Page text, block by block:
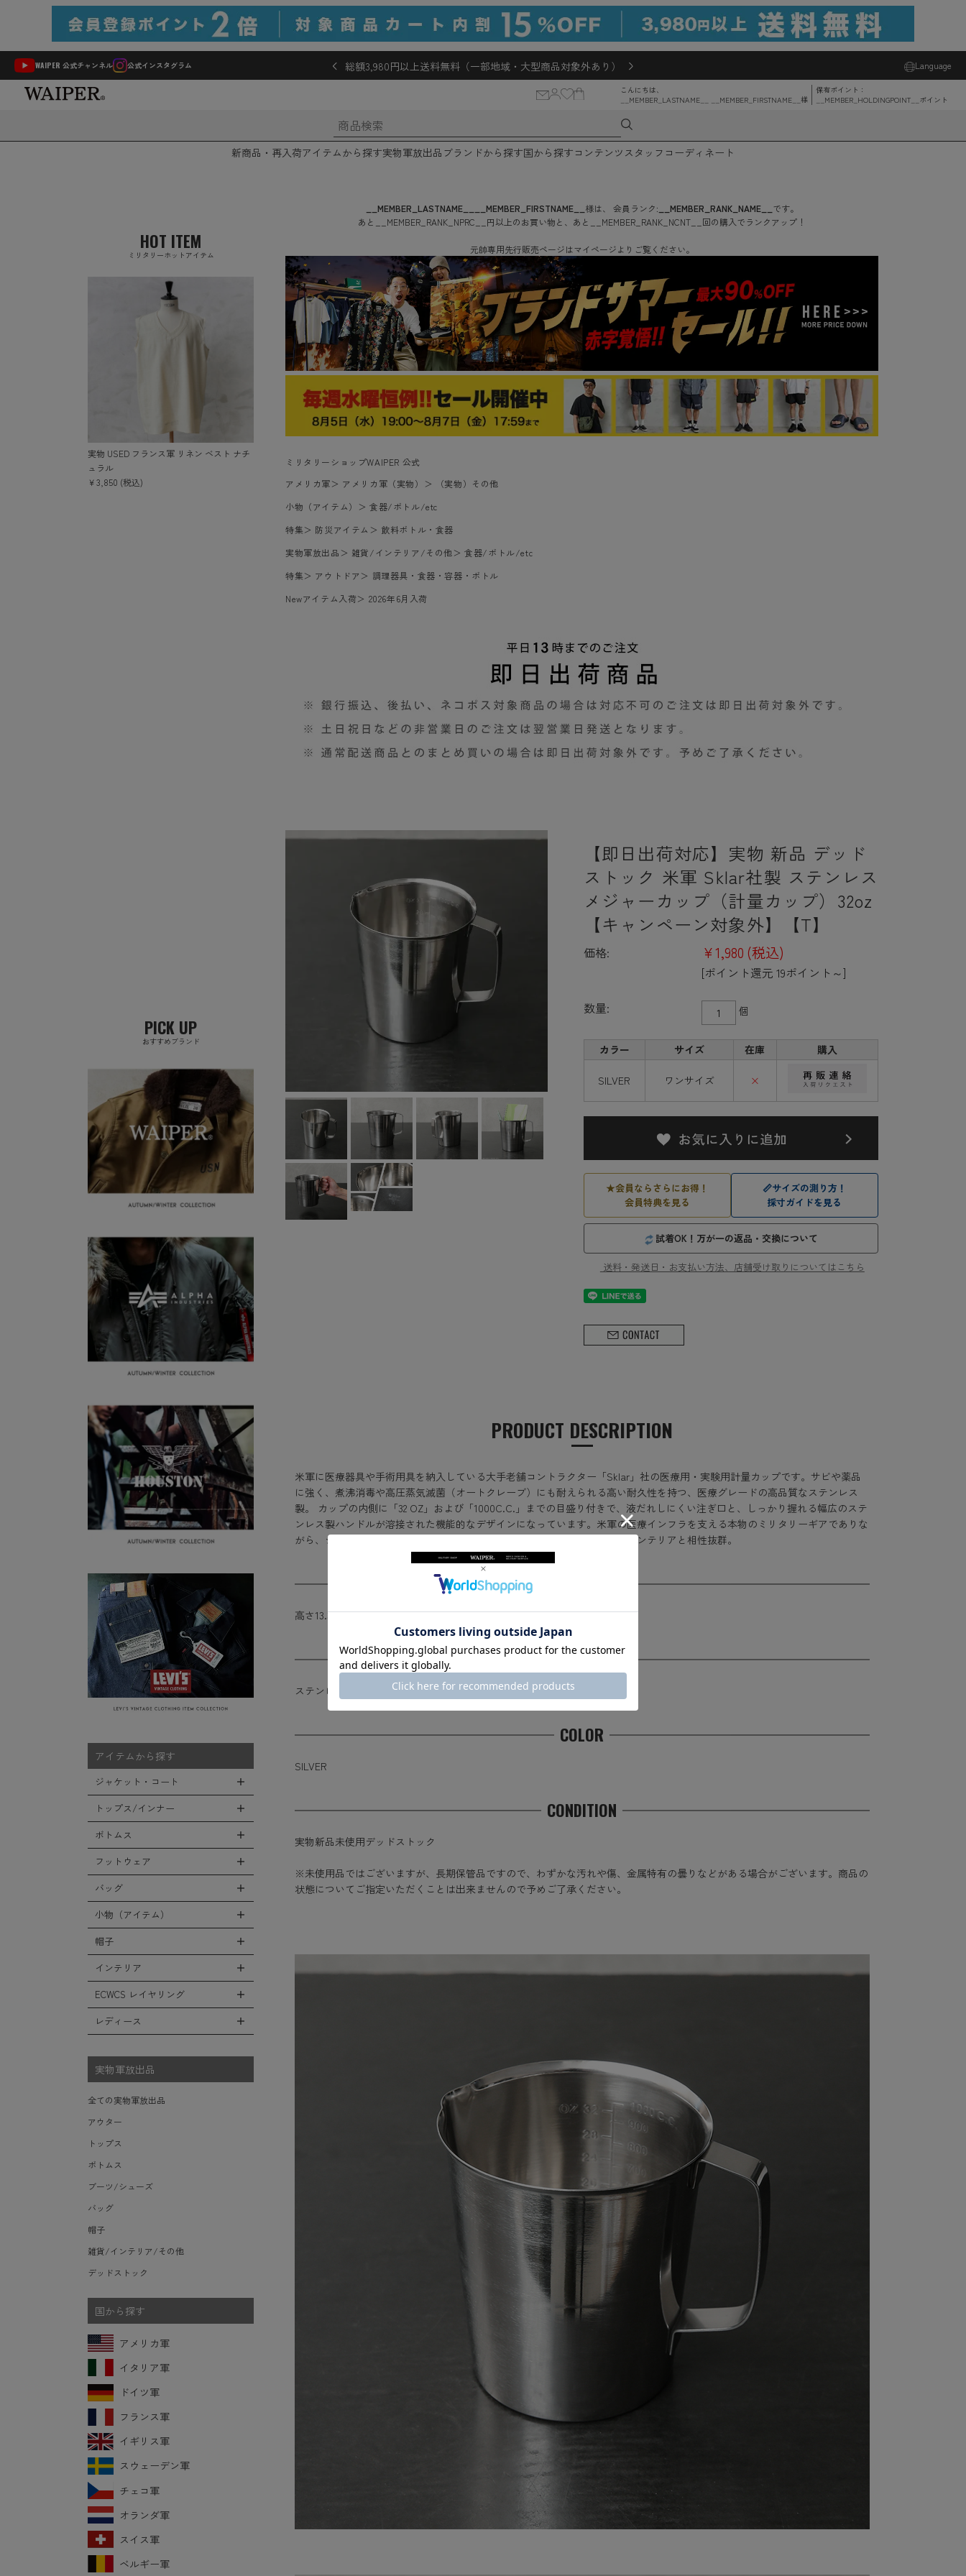
WAIPER 公式チャンネル 公式インスタグラム 総額3,980円以上送料無料（一部地域・大型商品対象外あり） Language
こんにちは、
__MEMBER_LASTNAME__ __MEMBER_FIRSTNAME__ 様
保有ポイント：
__MEMBER_HOLDINGPOINT__
ポイント
新商品・再入荷アイテムから探す実物軍放出品 ブランドから探す国から探す コンテンツ スタッフコーディネート
__MEMBER_LASTNAME__ __MEMBER_FIRSTNAME__ 様は、 会員ランク: __MEMBER_RANK_NAME__ です。
あと
__MEMBER_RANK_NPRC__ 円以上のお買い物と、あと __MEMBER_RANK_NCNT__ 回の購入でランクアップ！
元帥専用先行販売ページはマイページよりご覧ください。
ミリタリーショップWAIPER 公式
アメリカ軍＞ アメリカ軍（実物） ＞
（実物）その他
小物（アイテム）
＞食器/ボトル/etc
特集＞ 防災アイテム ＞ 飲料ボトル・食器
実物軍放出品 ＞ 雑貨/インテリア/その他＞食器/ボトル/etc
特集＞ アウトドア ＞ 調理器具・食器・容器・ボトル
Newアイテム入荷＞ 2026年6月入荷
【即日出荷対応】実物 新品 デッド
ストック 米軍 Sklar社製 ステンレス
メジャーカップ（計量カップ）32oz
【キャンペーン対象外】【T】
価格: ¥1,980 (税込)
[ポイント還元 19ポイント～]
数量: 個
カラー サイズ 在庫 購入
SILVER ワンサイズ ×
★会員ならさらにお得！
会員特典を見る
📏サイズの測り方！
採寸ガイドを見る
試着OK！万が一の返品・交換について
送料・発送日・お支払い方法、店舗受け取りについてはこちら
PRODUCT DESCRIPTION
米軍に医療器具や手術用具を納入している大手老舗コントラクター「Sklar」社の医療用・実験用計量カップです。サビや薬品
に強く、煮沸消毒や高圧蒸気滅菌（オートクレーブ）にも耐えられる高い耐久性を持つ、医療グレードの高品質なステンレス
製。 カップの内側に「32 OZ」および「1000C.C.」までの目盛り付きで、液だれしにくい注ぎ口と、しっかり握れる幅広のステ
ンレス製ハンドルが溶接された機能的なデザインになっています。米軍の医療インフラを支える本物のミリタリーギアでありな
がら、シンプルかつソリッドな見た目は、インダストリアルはじめ様々なインテリアと相性抜群。
高さ13.3cm×直径12cm
MATERIAL
ステンレス
COLOR
SILVER
CONDITION
実物新品未使用デッドストック
※未使用品ではございますが、長期保管品ですので、わずかな汚れや傷、金属特有の曇りなどがある場合がございます。商品の
状態についてご指定いただくことは出来ませんので予めご了承ください。
HOT ITEM
ミリタリーホットアイテム
実物 USED フランス軍 リネン ベスト ナチ
ュラル
￥3,850 (税込)
PICK UP
おすすめブランド
アイテムから探す
ジャケット・コート
全てのジャケット・コート
LEVEL7
フライトジャケット
M-65ジャケット
デッキジャケット
タンカースジャケット
コート
ソフトシェルジャケット
フリースジャケット
レザーアウター
ジャケットライナー
モッズコート
トップス/インナー
全てのトップス/インナー
Tシャツ
シャツ
スウェット/パーカー
セーター/カーディガン
ベスト
タンクトップ
ボトムス
全てのボトムス
カーゴパンツ
デニムパンツ
チノ，ワークパンツ
ファティーグパンツ
ナイロンパンツ
スウェットパンツ
ショートパンツ
アンダー（下着）
フットウェア
全てのフットウェア
ブーツ
シューズ・スニーカー
サンダル
レインシューズ・ブーツ
ソックス/靴下
バッグ
全てのバッグ
リュックサック
ショルダーバッグ
ヘルメットバッグ
メッセンジャーバッグ
トートバッグ
ダッフルバッグ
小物（アイテム）
全ての小物（アイテム）
グローブ（手袋）
防寒物（ネックウォーマーetc）
傘/ポンチョ
ミリタリーウォッチ
サングラス・ゴーグル
ベルト
食器/ボトル/etc
ミリタリー雑貨
ライト/懐中電灯/etc
ロープ/コード/etc
タオル/ハンカチ/etc
その他の小物
帽子
全ての帽子
キャップ
ハット
ニット帽（ビーニー）
ベレー帽
ハンチング
キャスケット
その他
インテリア
全てのインテリア
デスク、椅子、家具
ボックス/ガソリン缶/etc
生地・テントシェル
ECWCS レイヤリング
全てのECWCS
ミッドベースレイヤー Level.2
レディース
実物軍放出品
全ての実物軍放出品
アウター
トップス
ボトムス
ブーツ/シューズ
バッグ
帽子
雑貨/インテリア/その他
デッドストック
国から探す
アメリカ軍
イタリア軍
ドイツ軍
フランス軍
イギリス軍
スウェーデン軍
チェコ軍
オランダ軍
スイス軍
ベルギー軍